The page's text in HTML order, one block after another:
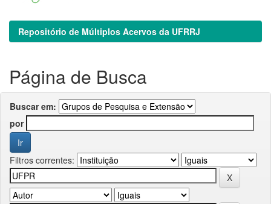
Repositório de Múltiplos Acervos da UFRRJ
Página de Busca
Buscar em:
por
Filtros correntes: